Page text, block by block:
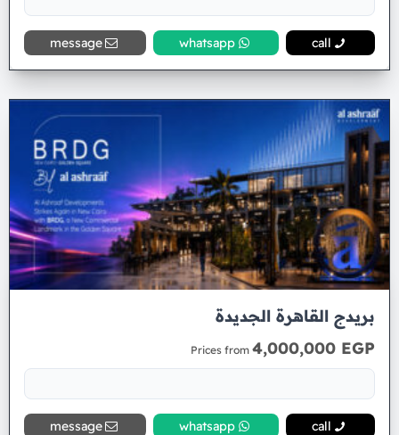
call
whatsapp
message
بريدج القاهرة الجديدة
Prices from 4,000,000 EGP
call
whatsapp
message